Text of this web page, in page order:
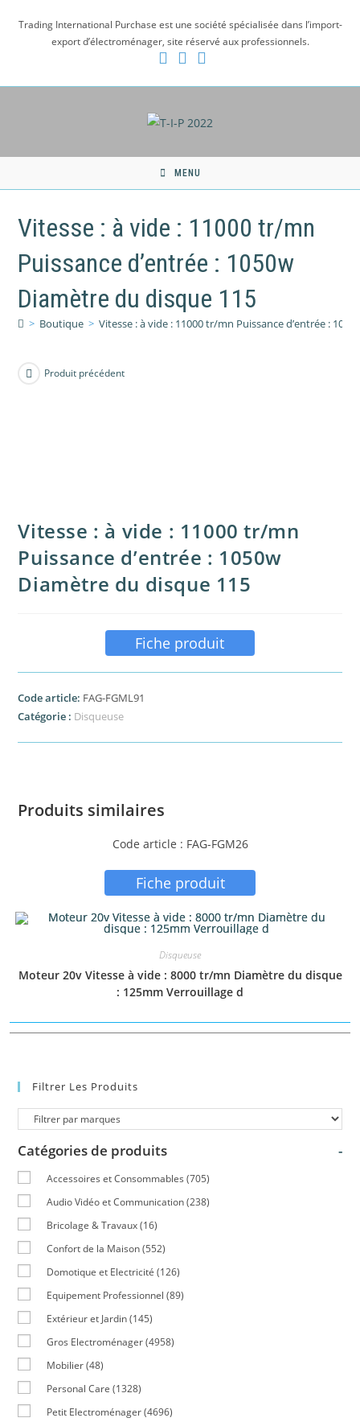
Trading International Purchase est une société spécialisée dans l’import-
export d’électroménager, site réservé aux professionnels.
MENU
Vitesse : à vide : 11000 tr/mn
Puissance d’entrée : 1050w
Diamètre du disque 115
> Boutique > Vitesse : à vide : 11000 tr/mn Puissance d’entrée :
Produit précédent
Vitesse : à vide : 11000 tr/mn
Puissance d’entrée : 1050w
Diamètre du disque 115
Fiche produit
Code article: FAG-FGML91
Catégorie : Disqueuse
Produits similaires
Code article : FAG-FGM26
Fiche produit
Disqueuse
Moteur 20v Vitesse à vide : 8000 tr/mn Diamètre du disque
: 125mm Verrouillage d
Filtrer Les Produits
Catégories de produits -
Accessoires et Consommables (705)
Audio Vidéo et Communication (238)
Bricolage & Travaux (16)
Confort de la Maison (552)
Domotique et Electricité (126)
Equipement Professionnel (89)
Extérieur et Jardin (145)
Gros Electroménager (4958)
Mobilier (48)
Personal Care (1328)
Petit Electroménager (4696)